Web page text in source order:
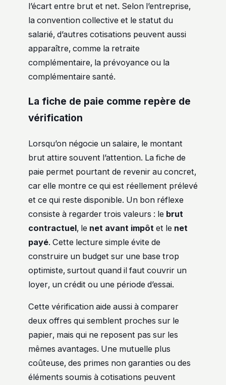
l’écart entre brut et net. Selon l’entreprise,
la convention collective et le statut du
salarié, d’autres cotisations peuvent aussi
apparaître, comme la retraite
complémentaire, la prévoyance ou la
complémentaire santé.
La fiche de paie comme repère de
vérification
Lorsqu’on négocie un salaire, le montant
brut attire souvent l’attention. La fiche de
paie permet pourtant de revenir au concret,
car elle montre ce qui est réellement prélevé
et ce qui reste disponible. Un bon réflexe
consiste à regarder trois valeurs : le brut
contractuel, le net avant impôt et le net
payé. Cette lecture simple évite de
construire un budget sur une base trop
optimiste, surtout quand il faut couvrir un
loyer, un crédit ou une période d’essai.
Cette vérification aide aussi à comparer
deux offres qui semblent proches sur le
papier, mais qui ne reposent pas sur les
mêmes avantages. Une mutuelle plus
coûteuse, des primes non garanties ou des
éléments soumis à cotisations peuvent